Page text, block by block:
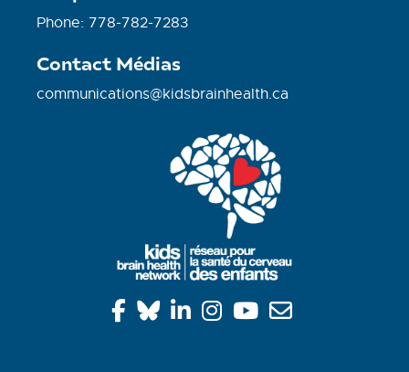
Phone: 778-782-7283
Contact Médias
communications@kidsbrainhealth.ca